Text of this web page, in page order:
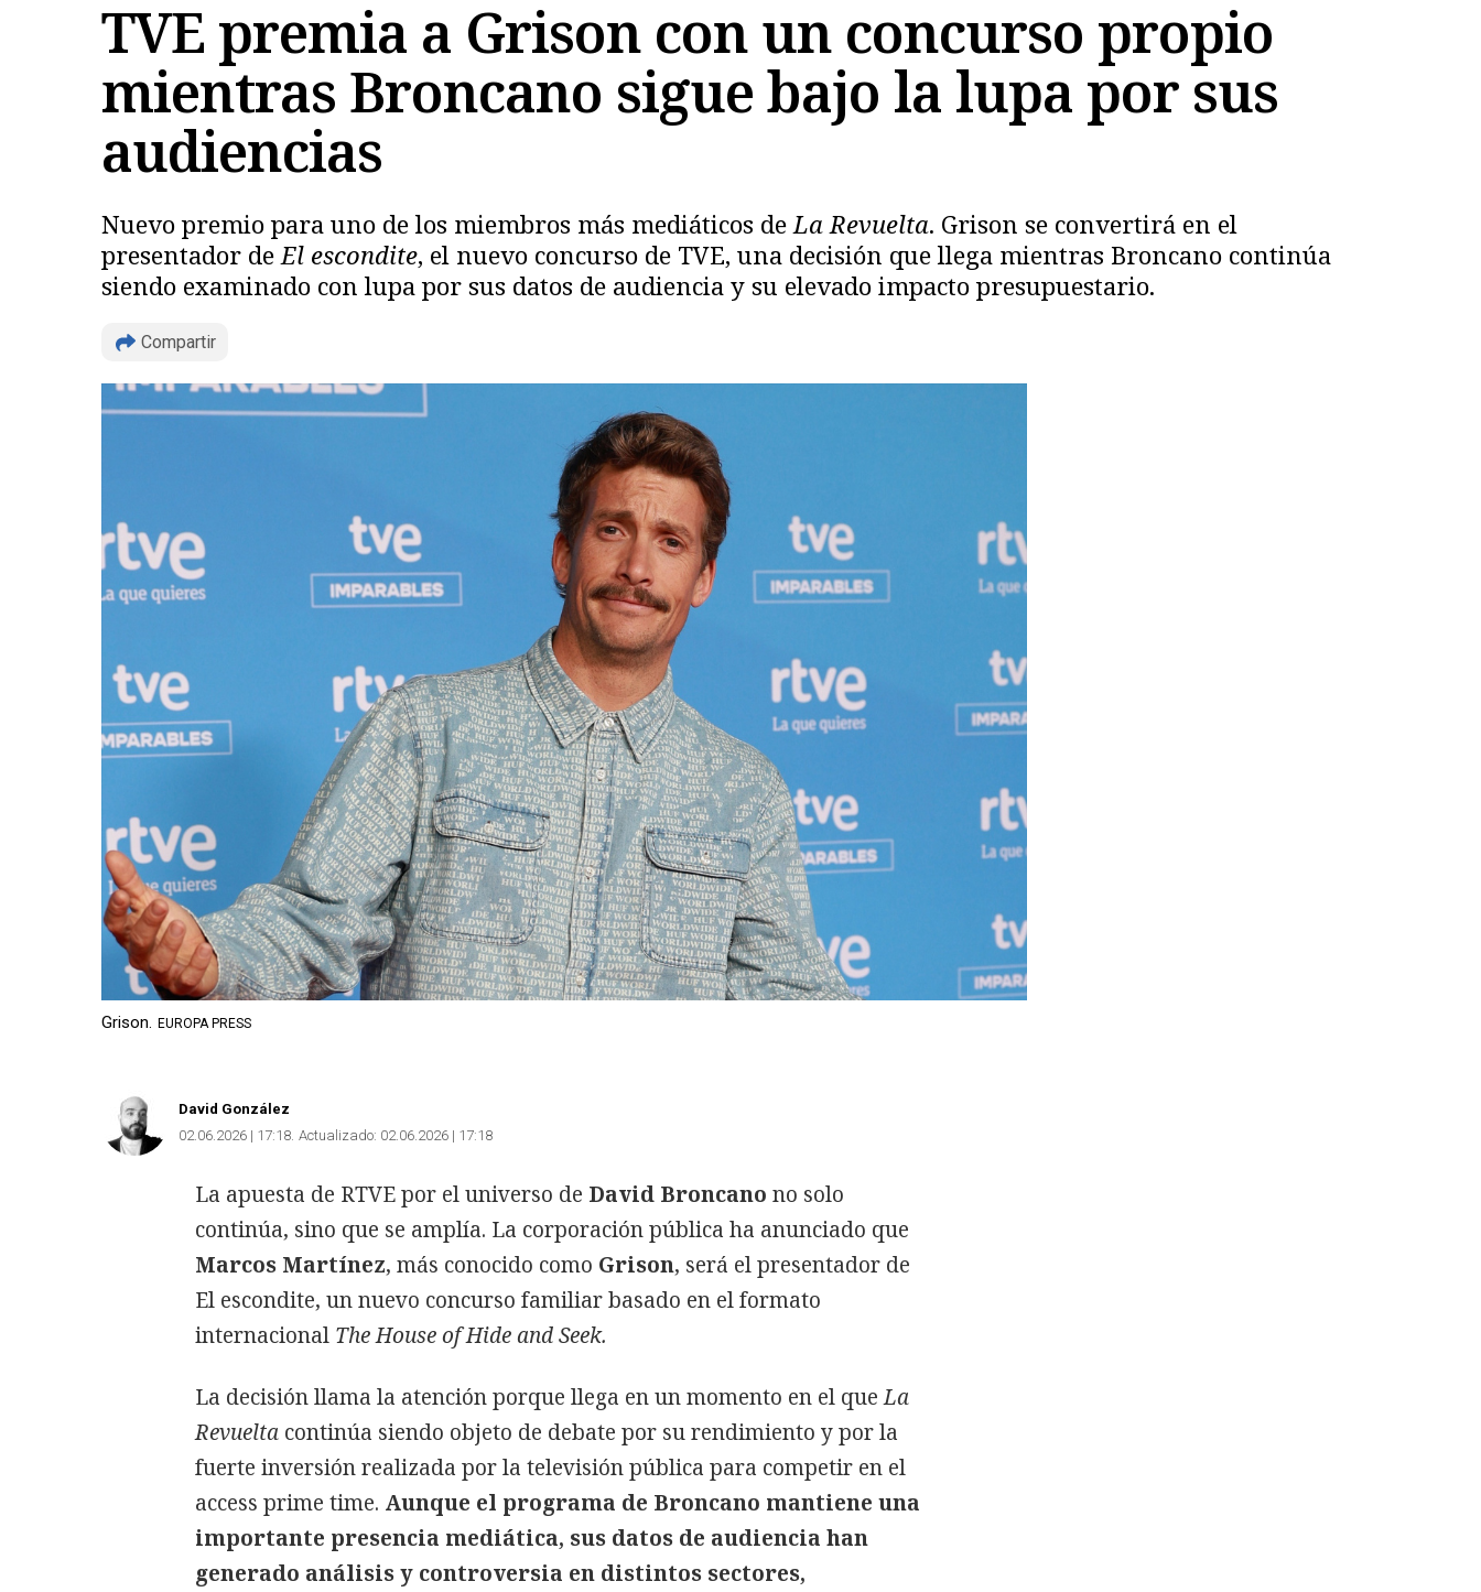
TVE premia a Grison con un concurso propio
mientras Broncano sigue bajo la lupa por sus
audiencias
Nuevo premio para uno de los miembros más mediáticos deLa Revuelta. Grison se convertirá en el
presentador deEl escondite, el nuevo concurso de TVE, una decisión que llega mientras Broncano continúa
siendo examinado con lupa por sus datos de audiencia y su elevado impacto presupuestario.
Compartir
Copiar
Grison. EUROPA PRESS
David González
02.06.2026 | 17:18 Actualizado: 02.06.2026 | 17:18
La apuesta de RTVE por el universo de David Broncano no solo
continúa, sino que se amplía. La corporación pública ha anunciado que
Marcos Martínez, más conocido como Grison, será el presentador de
El escondite, un nuevo concurso familiar basado en el formato
internacional The House of Hide and Seek.
La decisión llama la atención porque llega en un momento en el queLa
Revuelta continúa siendo objeto de debate por su rendimiento y por la
fuerte inversión realizada por la televisión pública para competir en el
access prime time. Aunque el programa de Broncano mantiene una
importante presencia mediática, sus datos de audiencia han
generado análisis y controversia en distintos sectores,